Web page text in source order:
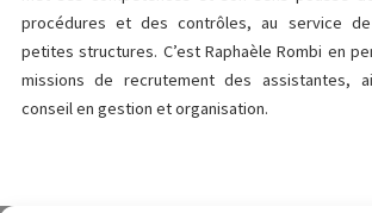
procédures et des contrôles, au service
petites structures. C’est Raphaèle Rombi en
missions de recrutement des assistantes,
conseil en gestion et organisation.